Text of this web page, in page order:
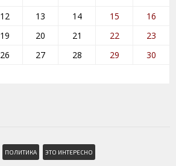
12 13 14 15
16
19 20 21 22
23
26 27 28 29
30
ПОЛИТИКА ЭТО ИНТЕРЕСНО